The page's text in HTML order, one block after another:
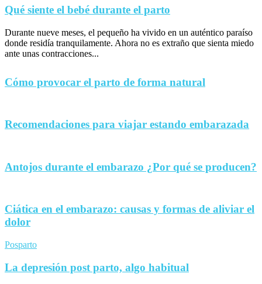
Qué siente el bebé durante el parto
Durante nueve meses, el pequeño ha vivido en un auténtico paraíso
donde residía tranquilamente. Ahora no es extraño que sienta miedo
ante unas contracciones...
Cómo provocar el parto de forma natural
Recomendaciones para viajar estando embarazada
Antojos durante el embarazo ¿Por qué se producen?
Ciática en el embarazo: causas y formas de aliviar el
dolor
Posparto
La depresión post parto, algo habitual